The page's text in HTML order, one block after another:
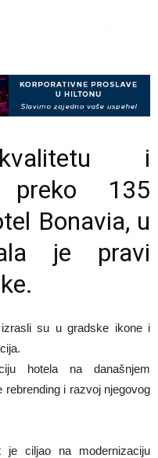
i
preko 135
Bonavia, u
je pravi
su u gradske ikone i
hotela na današnjem
i razvoj njegovog
je ciljao na modernizaciju